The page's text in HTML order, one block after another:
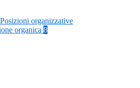
Posizioni organizzative
organica 8